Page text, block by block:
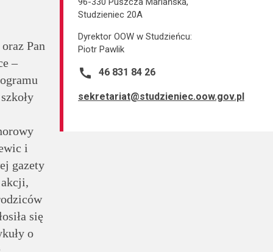
Pan
–
i
gazety
akcji,
się
o
Studzieniec 20A
Dyrektor OOW w Studzieńcu:
Piotr Pawlik
call 46 831 84 26
sekretariat@studzieniec.oow.gov.pl